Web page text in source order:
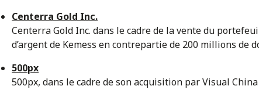
Centerra Gold Inc.
Centerra Gold Inc. dans le cadre de la vente du
d’argent de Kemess en contrepartie de 200 millions de
500px
500px, dans le cadre de son acquisition par Visual